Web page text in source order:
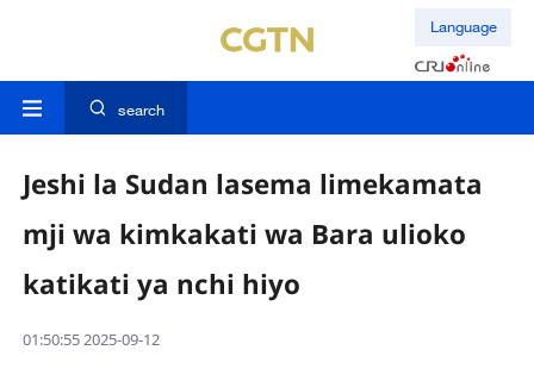
Language
search
Jeshi la Sudan lasema limekamata
mji wa kimkakati wa Bara ulioko
katikati ya nchi hiyo
01:50:55 2025-09-12